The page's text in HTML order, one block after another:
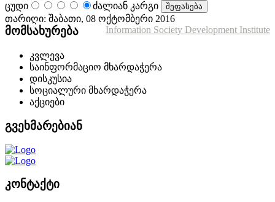
ცუდი
ძალიან კარგი
თარიღი: შაბათი, 08 ოქტომბერი 2016
Information Society Development Institute
მომსახურება
კვლევა
საინფორმაციო მხარდაჭერა
დისკუსია
სოციალური მხარდაჭერა
აქციები
გვეხმარებიან
კონტაქტი